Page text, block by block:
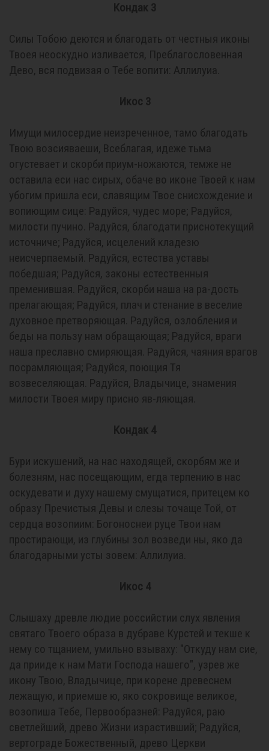
Кондак 3
Силы Тобою деются и благодать от честныя иконы
Твоея неоскудно изливается, Преблагословенная
Дево, вся подвизая о Тебе вопити: Аллилуиа.
Икос 3
Имущи милосердие неизреченное, тамо благодать
Твою возсияваеши, Всеблагая, идеже тьма
огустевает и скорби приум-ножаются, темже не
оставила еси нас сирых, обаче во иконе Твоей к нам
убогим пришла еси, славящим Твое снисхождение и
вопиющим сице: Радуйся, чудес море; Радуйся,
милости пучино. Радуйся, благодати приснотекущий
источниче; Радуйся, исцелений кладезю
неисчерпаемый. Радуйся, естества уставы
победшая; Радуйся, законы естественныя
пременившая. Радуйся, скорби наша на ра-дость
прелагающая; Радуйся, плач и стенание в веселие
духовное претворяющая. Радуйся, озлобления и
беды на пользу нам обращающая; Радуйся, враги
наша преславно смиряющая. Радуйся, чаяния врагов
посрамляющая; Радуйся, поющия Тя
возвеселяющая. Радуйся, Владычице, знамения
милости Твоея миру присно яв-ляющая.
Кондак 4
Бури искушений, на нас находящей, скорбям же и
болезням, нас посещающим, егда терпению в нас
оскудевати и духу нашему смущатися, притецем ко
образу Пречистыя Девы и слезы точаще Той, от
сердца возопиим: Богоноснеи руце Твои нам
простирающи, из глубины зол возведи ны, яко да
благодарными усты зовем: Аллилуиа.
Икос 4
Слышаху древле людие российстии слух явления
святаго Твоего образа в дубраве Курстей и текше к
нему со тщанием, умильно взываху: "Откуду нам сие,
да прииде к нам Мати Господа нашего", узрев же
икону Твою, Владычице, при корене древеснем
лежащую, и приемше ю, яко сокровище великое,
возопиша Тебе, Первообразней: Радуйся, раю
светлейший, древо Жизни израстивший; Радуйся,
вертограде Божественный, древо Церкви